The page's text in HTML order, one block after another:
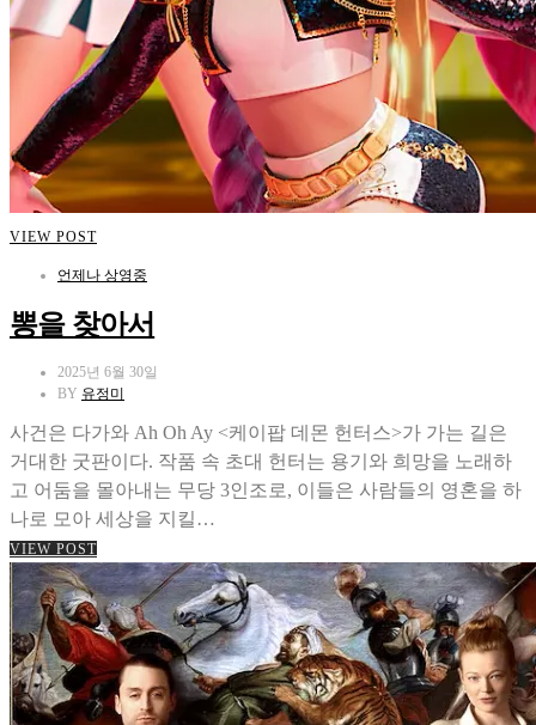
VIEW POST
언제나 상영중
뽕을 찾아서
2025년 6월 30일
BY 유정미
사건은 다가와 Ah Oh Ay <케이팝 데몬 헌터스>가 가는 길은
거대한 굿판이다. 작품 속 초대 헌터는 용기와 희망을 노래하
고 어둠을 몰아내는 무당 3인조로, 이들은 사람들의 영혼을 하
나로 모아 세상을 지킬…
VIEW POST